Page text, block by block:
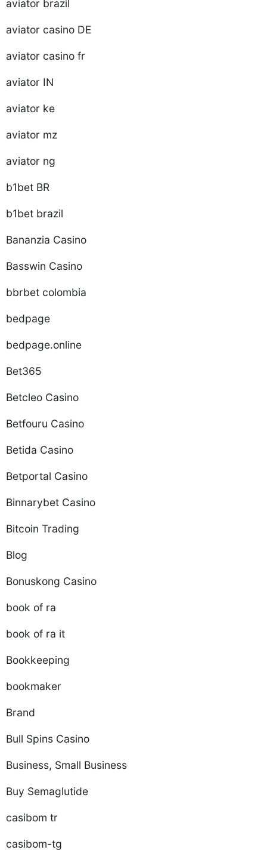
aviator brazil
aviator casino DE
aviator casino fr
aviator IN
aviator ke
aviator mz
aviator ng
b1bet BR
b1bet brazil
Bananzia Casino
Basswin Casino
bbrbet colombia
bedpage
bedpage.online
Bet365
Betcleo Casino
Betfouru Casino
Betida Casino
Betportal Casino
Binnarybet Casino
Bitcoin Trading
Blog
Bonuskong Casino
book of ra
book of ra it
Bookkeeping
bookmaker
Brand
Bull Spins Casino
Business, Small Business
Buy Semaglutide
casibom tr
casibom-tg